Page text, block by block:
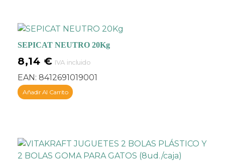
SEPICAT NEUTRO 20Kg
8,14 € IVA incluido
EAN: 8412691019001
Añadir Al Carrito